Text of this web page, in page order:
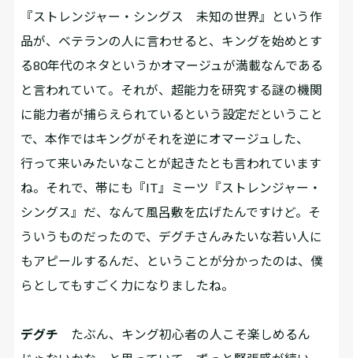
『ストレンジャー・シングス 未知の世界』という作
品が、ベテランの人に言わせると、キングを始めとす
る80年代のネタというかオマージュが満載なんである
と言われていて。それが、超能力を研究する謎の機関
に能力者が捕らえられているという設定だということ
で、本作ではキングがそれを逆にオマージュした、
行って来いみたいなことが起きたとも言われています
ね。それで、帯にも『IT』ミーツ『ストレンジャー・
シングス』だ、なんて風呂敷を広げたんですけど。そ
ういうものだったので、デグチさんみたいな若い人に
もアピールするんだ、ということが分かったのは、僕
らとしてもすごく力になりましたね。
デグチ たぶん、キング初心者の人こそ楽しめるん